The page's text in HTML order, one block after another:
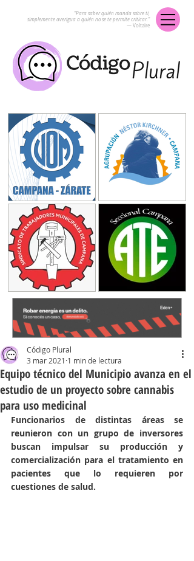
“Para saber quién manda sobre ti,
simplemente averigua a quién no se te permite criticar.”
― Voltaire
Equipo técnico del Municipio avanza en el
estudio de un proyecto sobre cannabis
para uso medicinal
Código Plural
3 mar 2021 1 min de lectura
Funcionarios de distintas áreas se
reunieron con un grupo de inversores
buscan impulsar su producción y
comercialización para el tratamiento en
pacientes que lo requieren por
cuestiones de salud.